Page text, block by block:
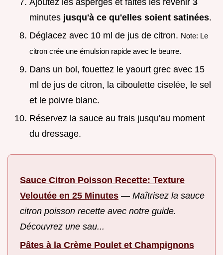
minutes jusqu'à ce qu'elles soient satinées.
Déglacez avec 10 ml de jus de citron. Note: Le
citron crée une émulsion rapide avec le beurre.
Dans un bol, fouettez le yaourt grec avec 15
ml de jus de citron, la ciboulette ciselée, le sel
et le poivre blanc.
Réservez la sauce au frais jusqu'au moment
du dressage.
Sauce Citron Poisson Recette: Texture
Veloutée en 25 Minutes — Maîtrisez la sauce
citron poisson recette avec notre guide.
Découvrez une sau...
Pâtes à la Crème Poulet et Champignons